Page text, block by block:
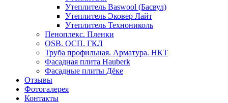
Утеплитель Baswool (Басвул)
Утеплитель Эковер Лайт
Утеплитель Технониколь
Пеноплекс. Пленки
OSB. ОСП. ГКЛ
Труба профильная. Арматура. НКТ
Фасадная плита Hauberk
Фасадные плиты Дёке
Отзывы
Фотогалерея
Контакты